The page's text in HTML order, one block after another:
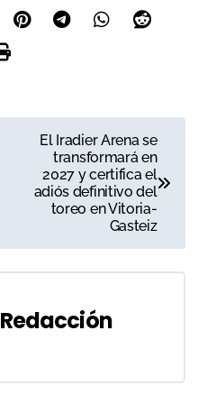
El Iradier Arena se
transformará en
2027 y certifica el
adiós definitivo del
toreo en Vitoria-
Gasteiz
Redacción